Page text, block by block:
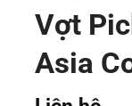
Vợt
Asia